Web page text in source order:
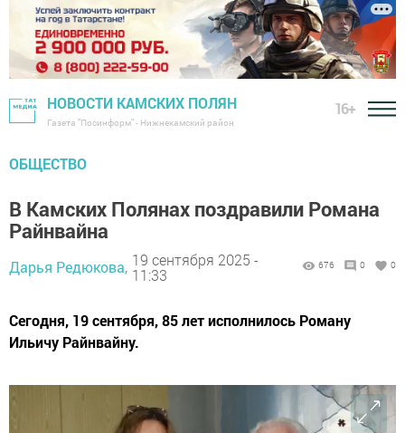
НОВОСТИ КАМСКИХ ПОЛЯН
Газета "Посинформ" - Нижнекамский район
16+
ОБЩЕСТВО
В Камских Полянах поздравили Романа
Райнвайна
Дарья Редюкова, 19 сентября 2025 -
11:33
676 0 0
Сегодня, 19 сентября, 85 лет исполнилось Роману
Ильичу Райнвайну.